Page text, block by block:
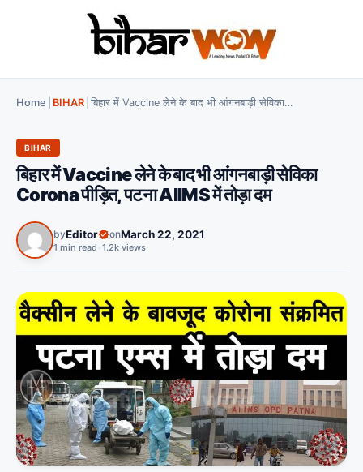
Home BIHAR बिहार में Vaccine लेने के बाद भी आंगनबाड़ी सेविका Corona पीड़ित, पटना AIIMS में तोड़ा दम
BIHAR
बिहार में Vaccine लेने के बाद भी आंगनबाड़ी सेविका
Corona पीड़ित, पटना AIIMS में तोड़ा दम
byEditor onMarch 22, 2021
1 min read 1.2k views